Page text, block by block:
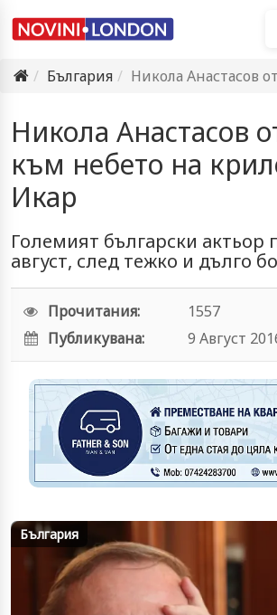
България
Никола Анастасов отлетя към
Никола Анастасов
към небето на
Икар
Големият български актьор
август, след тежко и дълго
Прочитания:
1557
Публикувана:
9 Август
България